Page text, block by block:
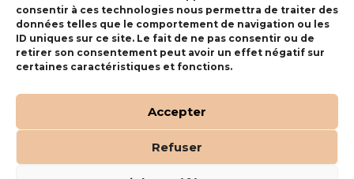
consentir à ces technologies nous permettra de traiter des
données telles que le comportement de navigation ou les
ID uniques sur ce site. Le fait de ne pas consentir ou de
retirer son consentement peut avoir un effet négatif sur
certaines caractéristiques et fonctions.
Accepter
Refuser
marine.fr
Fixe:04 27 50 24 50
Mobile:06 69 44 48 83
Orocom .